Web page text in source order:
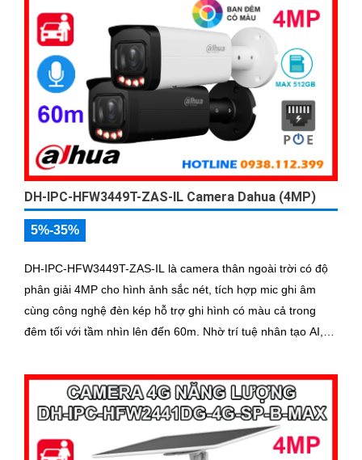
DH-IPC-HFW3449T-ZAS-IL Camera Dahua (4MP)
5%-35%
DH-IPC-HFW3449T-ZAS-IL là camera thân ngoài trời có độ
phân giải 4MP cho hình ảnh sắc nét, tích hợp mic ghi âm
cùng công nghệ đèn kép hỗ trợ ghi hình có màu cả trong
đêm tối với tầm nhìn lên đến 60m. Nhờ trí tuệ nhân tạo AI,
tiện giảm thiểu cảnh báo giả nâng cao hiệu quả an ninh hỗ
trợ khe cắm thẻ nhớ 512GB, chuẩn chống nước IP67